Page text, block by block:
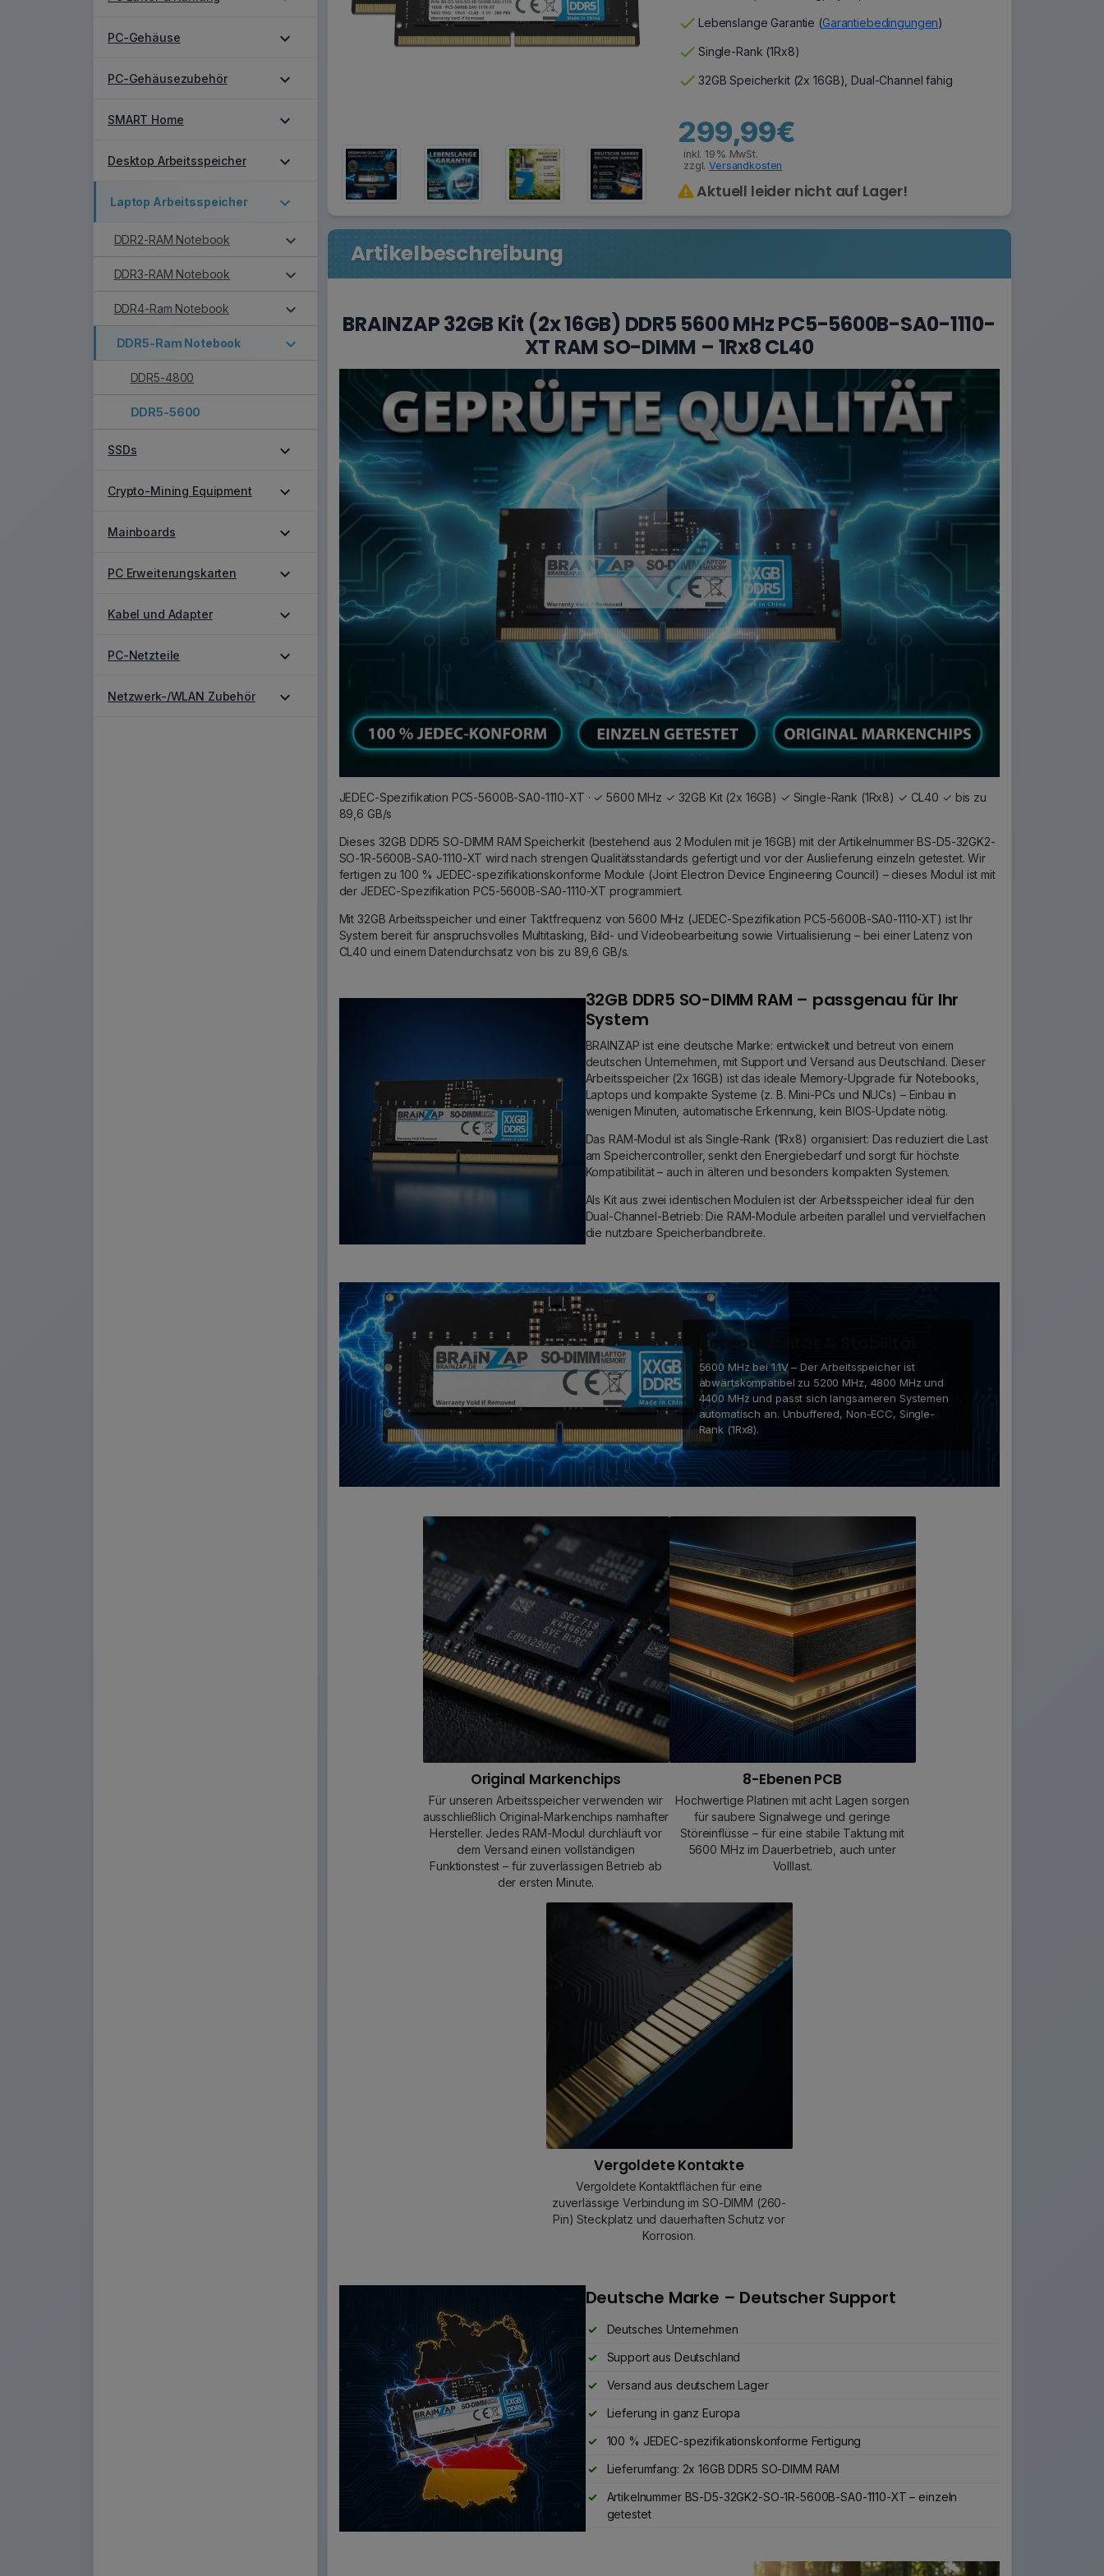
PC-Gehäuse expand_more
PC-Gehäusezubehör expand_more
SMART Home expand_more
Desktop Arbeitsspeicher expand_more
Laptop Arbeitsspeicher expand_more
DDR2-RAM Notebook expand_more
DDR3-RAM Notebook expand_more
DDR4-Ram Notebook expand_more
DDR5-Ram Notebook expand_more
DDR5-4800
DDR5-5600
SSDs expand_more
Crypto-Mining Equipment expand_more
Mainboards expand_more
PC Erweiterungskarten expand_more
Kabel und Adapter expand_more
PC-Netzteile expand_more
Netzwerk-/WLAN Zubehör expand_more
check Lebenslange Garantie (Garantiebedingungen)
check Single-Rank (1Rx8)
check 32GB Speicherkit (2x 16GB), Dual-Channel fähig
299,99€
inkl. 19% MwSt.
zzgl.Versandkosten
Aktuell leider nicht auf Lager!
Artikelbeschreibung
BRAINZAP 32GB Kit (2x 16GB) DDR5 5600 MHz PC5-5600B-SA0-1110-
XT RAM SO-DIMM – 1Rx8 CL40
JEDEC-Spezifikation PC5-5600B-SA0-1110-XT · ✓ 5600 MHz ✓ 32GB Kit (2x 16GB) ✓ Single-Rank (1Rx8) ✓ CL40 ✓ bis zu
89,6 GB/s
Dieses 32GB DDR5 SO-DIMM RAM Speicherkit (bestehend aus 2 Modulen mit je 16GB) mit der Artikelnummer BS-D5-32GK2-
SO-1R-5600B-SA0-1110-XT wird nach strengen Qualitätsstandards gefertigt und vor der Auslieferung einzeln getestet. Wir
fertigen zu 100 % JEDEC-spezifikationskonforme Module (Joint Electron Device Engineering Council) – dieses Modul ist mit
der JEDEC-Spezifikation PC5-5600B-SA0-1110-XT programmiert.
Mit 32GB Arbeitsspeicher und einer Taktfrequenz von 5600 MHz (JEDEC-Spezifikation PC5-5600B-SA0-1110-XT) ist Ihr
System bereit für anspruchsvolles Multitasking, Bild- und Videobearbeitung sowie Virtualisierung – bei einer Latenz von
CL40 und einem Datendurchsatz von bis zu 89,6 GB/s.
32GB DDR5 SO-DIMM RAM – passgenau für Ihr
System
BRAINZAP ist eine deutsche Marke: entwickelt und betreut von einem
deutschen Unternehmen, mit Support und Versand aus Deutschland. Dieser
Arbeitsspeicher (2x 16GB) ist das ideale Memory-Upgrade für Notebooks,
Laptops und kompakte Systeme (z. B. Mini-PCs und NUCs) – Einbau in
wenigen Minuten, automatische Erkennung, kein BIOS-Update nötig.
Das RAM-Modul ist als Single-Rank (1Rx8) organisiert: Das reduziert die Last
am Speichercontroller, senkt den Energiebedarf und sorgt für höchste
Kompatibilität – auch in älteren und besonders kompakten Systemen.
Als Kit aus zwei identischen Modulen ist der Arbeitsspeicher ideal für den
Dual-Channel-Betrieb: Die RAM-Module arbeiten parallel und vervielfachen
die nutzbare Speicherbandbreite.
Kompatibilität & Stabilität
5600 MHz bei 1.1V – Der Arbeitsspeicher ist
abwärtskompatibel zu 5200 MHz, 4800 MHz und
4400 MHz und passt sich langsameren Systemen
automatisch an. Unbuffered, Non-ECC, Single-
Rank (1Rx8).
Original Markenchips
Für unseren Arbeitsspeicher verwenden wir
ausschließlich Original-Markenchips namhafter
Hersteller. Jedes RAM-Modul durchläuft vor
dem Versand einen vollständigen
Funktionstest – für zuverlässigen Betrieb ab
der ersten Minute.
8-Ebenen PCB
Hochwertige Platinen mit acht Lagen sorgen
für saubere Signalwege und geringe
Störeinflüsse – für eine stabile Taktung mit
5600 MHz im Dauerbetrieb, auch unter
Volllast.
Vergoldete Kontakte
Vergoldete Kontaktflächen für eine
zuverlässige Verbindung im SO-DIMM (260-
Pin) Steckplatz und dauerhaften Schutz vor
Korrosion.
Deutsche Marke – Deutscher Support
Deutsches Unternehmen
Support aus Deutschland
Versand aus deutschem Lager
Lieferung in ganz Europa
100 % JEDEC-spezifikationskonforme Fertigung
Lieferumfang: 2x 16GB DDR5 SO-DIMM RAM
Artikelnummer BS-D5-32GK2-SO-1R-5600B-SA0-1110-XT – einzeln
getestet